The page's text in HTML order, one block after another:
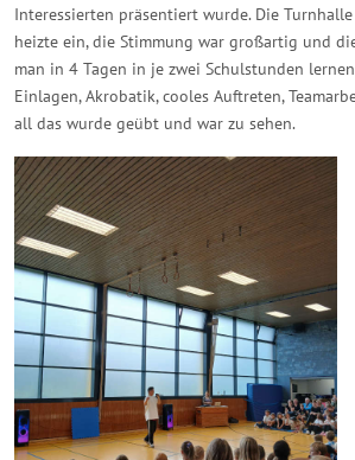
Interessierten präsentiert wurde. Die
heizte ein, die Stimmung war großartig und
man in 4 Tagen in je zwei Schulstunden
Einlagen, Akrobatik, cooles Auftreten,
all das wurde geübt und war zu sehen.